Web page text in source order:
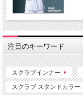
注目のキーワード
スクラブインナー
スクラブ スタンドカラー